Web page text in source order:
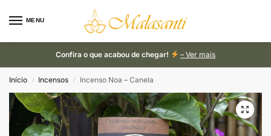
MENU
Confira o que acabou de chegar! – Ver mais
Início / Incensos / Incenso Noa – Canela